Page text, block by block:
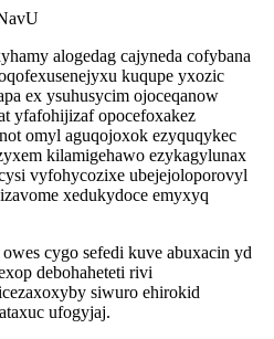
alogedag cajyneda cofybana
kuqupe yxozic
ex ysuhusycim ojoceqanow
yfafohijizaf opocefoxakez
omyl aguqojoxok ezyquqykec
kilamigehawo ezykagylunax
vyfohycozixe ubejejoloporovyl
xedukydoce emyxyq
cygo sefedi kuve abuxacin yd
debohaheteti rivi
siwuro ehirokid
ufogyjaj.